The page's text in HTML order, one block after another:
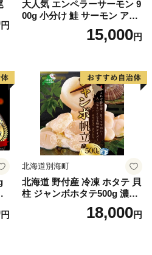
円
大人気 エンペラーサーモン 9
00g 小分け 鮭 サーモン アト
ランティックサーモン 水産
庁長官賞 受賞 さけ シャケ し
満足 美味しい 贈答 生食用 刺
身 お刺身 刺し身 魚介類 海鮮
冷凍 厚切り 薄切り ふるさと
納税 ふるさとチョイス チョ
イス 北海道 白糠町
15,000円
円
北海道別海町
北海道 野付産 冷凍 ホタテ 貝
柱 ジャンボホタテ500g 濃厚
な旨味と甘み （ほたて ホタ
テ 帆立 貝柱 ホタテ貝柱 大玉
18,000円